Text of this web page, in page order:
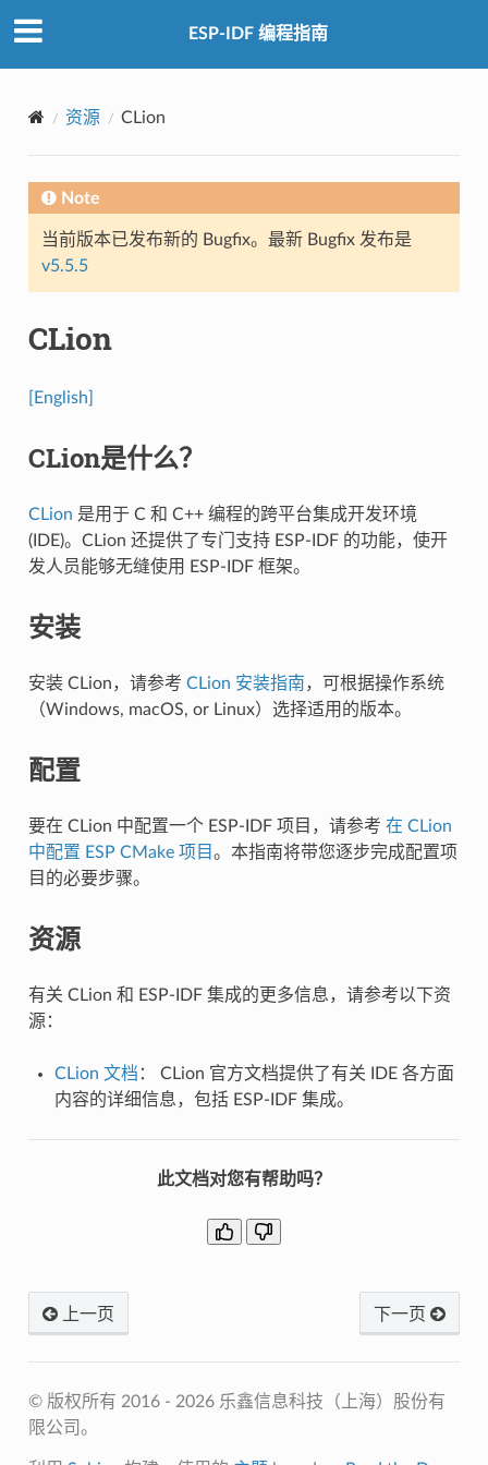
ESP-IDF 编程指南
资源 CLion
Note
当前版本已发布新的 Bugfix。最新 Bugfix 发布是
v5.5.5
CLion
[English]
CLion是什么？
CLion 是用于 C 和 C++ 编程的跨平台集成开发环境
(IDE)。CLion 还提供了专门支持 ESP-IDF 的功能，使开
发人员能够无缝使用 ESP-IDF 框架。
安装
安装 CLion，请参考 CLion 安装指南，可根据操作系统
（Windows, macOS, or Linux）选择适用的版本。
配置
要在 CLion 中配置一个 ESP-IDF 项目，请参考 在 CLion
中配置 ESP CMake 项目。本指南将带您逐步完成配置项
目的必要步骤。
资源
有关 CLion 和 ESP-IDF 集成的更多信息，请参考以下资
源：
CLion 文档 ： CLion 官方文档提供了有关 IDE 各方面
内容的详细信息，包括 ESP-IDF 集成。
此文档对您有帮助吗？
上一页 下一页
© 版权所有 2016 - 2026 乐鑫信息科技（上海）股份有
限公司。